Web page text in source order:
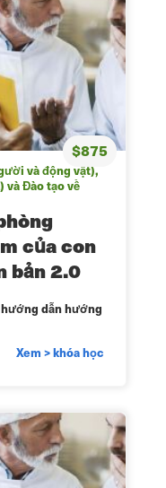
$875
và động vật),
và Đào tạo về
của con
bản 2.0
dẫn hướng
Xem > khóa học